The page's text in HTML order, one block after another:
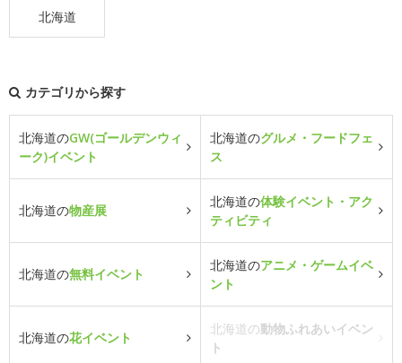
北海道
カテゴリから探す
北海道のGW(ゴールデンウィ
ーク)イベント
北海道のグルメ・フードフェ
ス
北海道の物産展
北海道の体験イベント・アク
ティビティ
北海道の無料イベント
北海道のアニメ・ゲームイベ
ント
北海道の花イベント
北海道の動物ふれあいイベン
ト